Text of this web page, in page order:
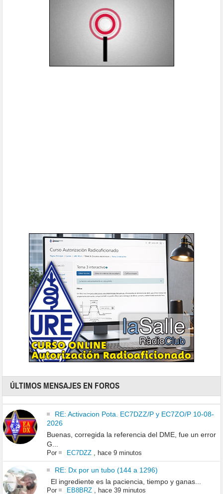
ÚLTIMOS MENSAJES EN FOROS
RE: Activacion Pota. EC7DZZ/P y EC7ZO/P 10-08-
2026
Buenas, corregida la referencia del DME, fue un error
G...
Por EC7DZZ, hace 9 minutos
RE: Dx por un tubo (144 a 1296)
El ingrediente es la paciencia, tiempo y ganas...
Por EB8BRZ, hace 39 minutos